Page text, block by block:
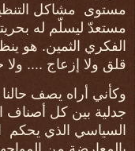
مستوى مشاكل
مستعدّ ليسلّم له
الفكري الثمين. هو
قلق ولا إزعاج ....
وكأني أراه يصف
جدلية بين كل أصناف
السياسي الذي يحكم